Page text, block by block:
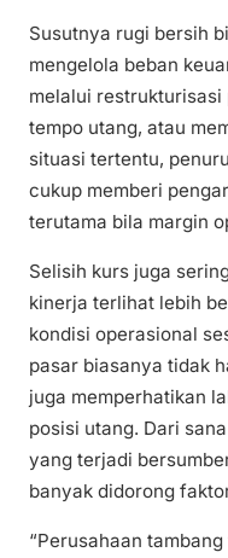
Susutnya rugi bersih
mengelola beban
melalui
tempo utang, atau
situasi tertentu,
cukup memberi
terutama bila margin
Selisih kurs juga
kinerja terlihat lebih
kondisi operasional
pasar biasanya tidak
juga memperhatikan
posisi utang. Dari
yang terjadi
banyak didorong
“Perusahaan